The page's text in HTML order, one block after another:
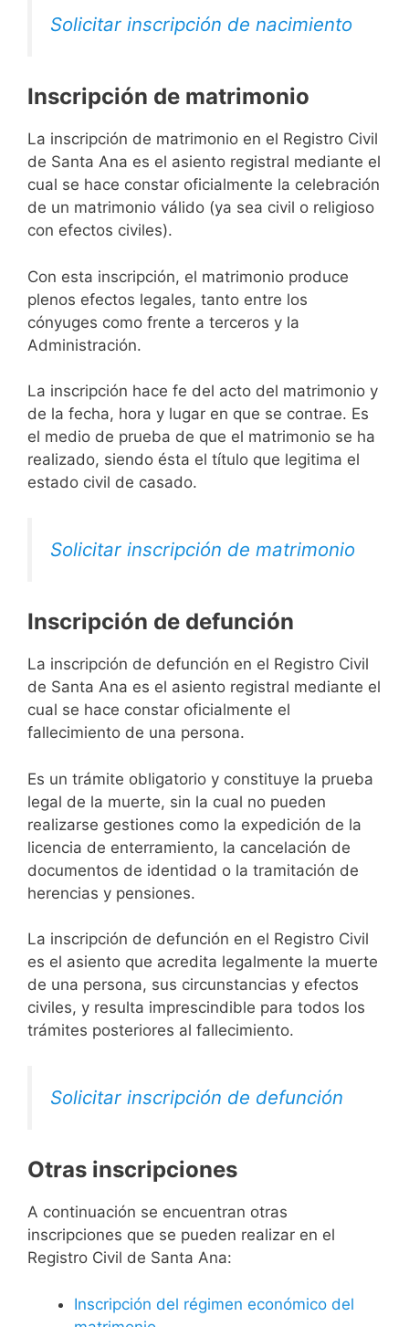
Solicitar inscripción de nacimiento
Inscripción de matrimonio
La inscripción de matrimonio en el Registro Civil
de Santa Ana es el asiento registral mediante el
cual se hace constar oficialmente la celebración
de un matrimonio válido (ya sea civil o religioso
con efectos civiles).
Con esta inscripción, el matrimonio produce
plenos efectos legales, tanto entre los
cónyuges como frente a terceros y la
Administración.
La inscripción hace fe del acto del matrimonio y
de la fecha, hora y lugar en que se contrae. Es
el medio de prueba de que el matrimonio se ha
realizado, siendo ésta el título que legitima el
estado civil de casado.
Solicitar inscripción de matrimonio
Inscripción de defunción
La inscripción de defunción en el Registro Civil
de Santa Ana es el asiento registral mediante el
cual se hace constar oficialmente el
fallecimiento de una persona.
Es un trámite obligatorio y constituye la prueba
legal de la muerte, sin la cual no pueden
realizarse gestiones como la expedición de la
licencia de enterramiento, la cancelación de
documentos de identidad o la tramitación de
herencias y pensiones.
La inscripción de defunción en el Registro Civil
es el asiento que acredita legalmente la muerte
de una persona, sus circunstancias y efectos
civiles, y resulta imprescindible para todos los
trámites posteriores al fallecimiento.
Solicitar inscripción de defunción
Otras inscripciones
A continuación se encuentran otras
inscripciones que se pueden realizar en el
Registro Civil de Santa Ana:
Inscripción del régimen económico del